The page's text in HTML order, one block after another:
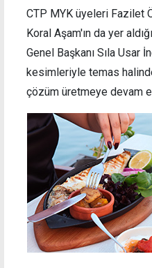
CTP MYK üyeleri Fazilet
Koral Aşam'ın da yer
Genel Başkanı Sıla Usar
kesimleriyle temas
çözüm üretmeye devam